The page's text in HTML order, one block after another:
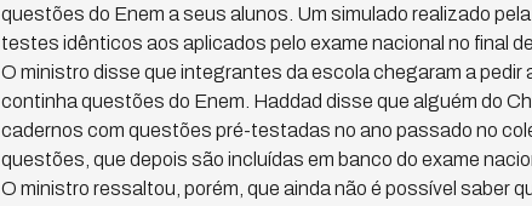
questões do Enem a seus alunos. Um simulado realizado
testes idênticos aos aplicados pelo exame nacional no final
O ministro disse que integrantes da escola chegaram a
continha questões do Enem. Haddad disse que alguém do
cadernos com questões pré-testadas no ano passado no
questões, que depois são incluídas em banco do exame
O ministro ressaltou, porém, que ainda não é possível saber